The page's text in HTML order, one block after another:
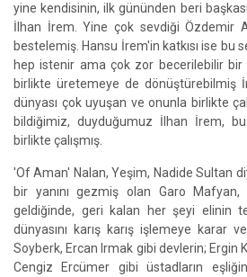
yine kendisinin, ilk gününden beri
İlhan İrem. Yine çok sevdiği Özdemir
bestelemiş. Hansu İrem'in katkısı ise bu
hep istenir ama çok zor becerilebilir bir
birlikte üretemeye de dönüştürebilmiş
dünyası çok uyuşan ve onunla birlikte
bildiğimiz, duyduğumuz İlhan İrem,
birlikte çalışmış.
'Of Aman' Nalan, Yeşim, Nadide Sultan
bir yanını gezmiş olan Garo
geldiğinde, geri kalan her şeyi elinin
dünyasını karış karış işlemeye karar
Soyberk, Ercan Irmak gibi devlerin; Ergin
Cengiz Ercümer gibi üstadların